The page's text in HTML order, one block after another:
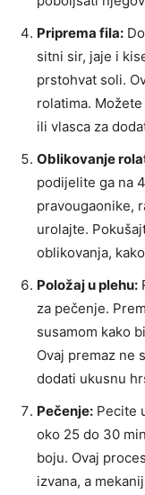
Priprema fila:
sitni sir, jaje i
prstohvat soli.
rolatima.
ili vlasca za
Oblikovanje
podijelite ga na
pravougaonike,
urolajte.
oblikovanja,
Položaj u plehu:
za pečenje.
susamom kako
Ovaj premaz ne
dodati ukusnu
Pečenje: Pecite
oko 25 do 30
boju. Ovaj
izvana, a